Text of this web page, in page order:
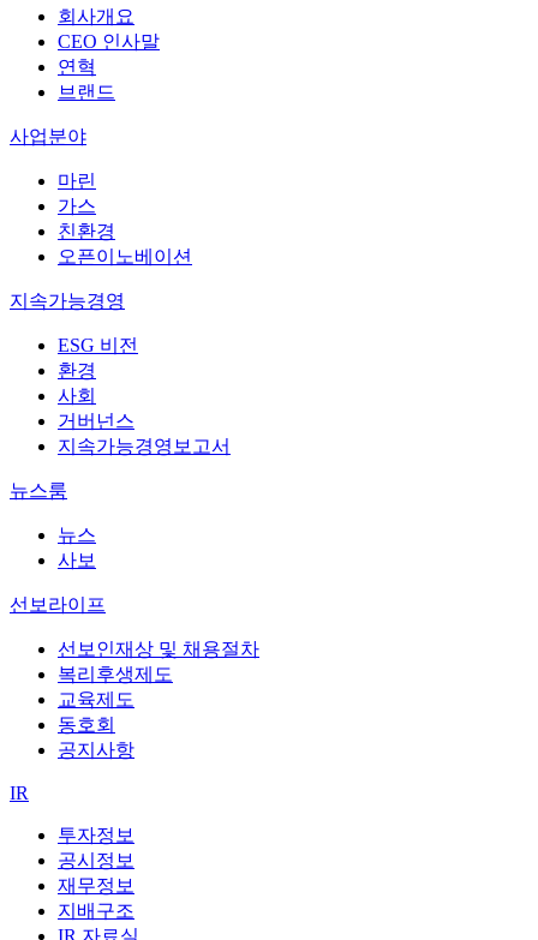
회사개요
CEO 인사말
연혁
브랜드
사업분야
마린
가스
친환경
오픈이노베이션
지속가능경영
ESG 비전
환경
사회
거버넌스
지속가능경영보고서
뉴스룸
뉴스
사보
선보라이프
선보인재상 및 채용절차
복리후생제도
교육제도
동호회
공지사항
IR
투자정보
공시정보
재무정보
지배구조
IR 자료실